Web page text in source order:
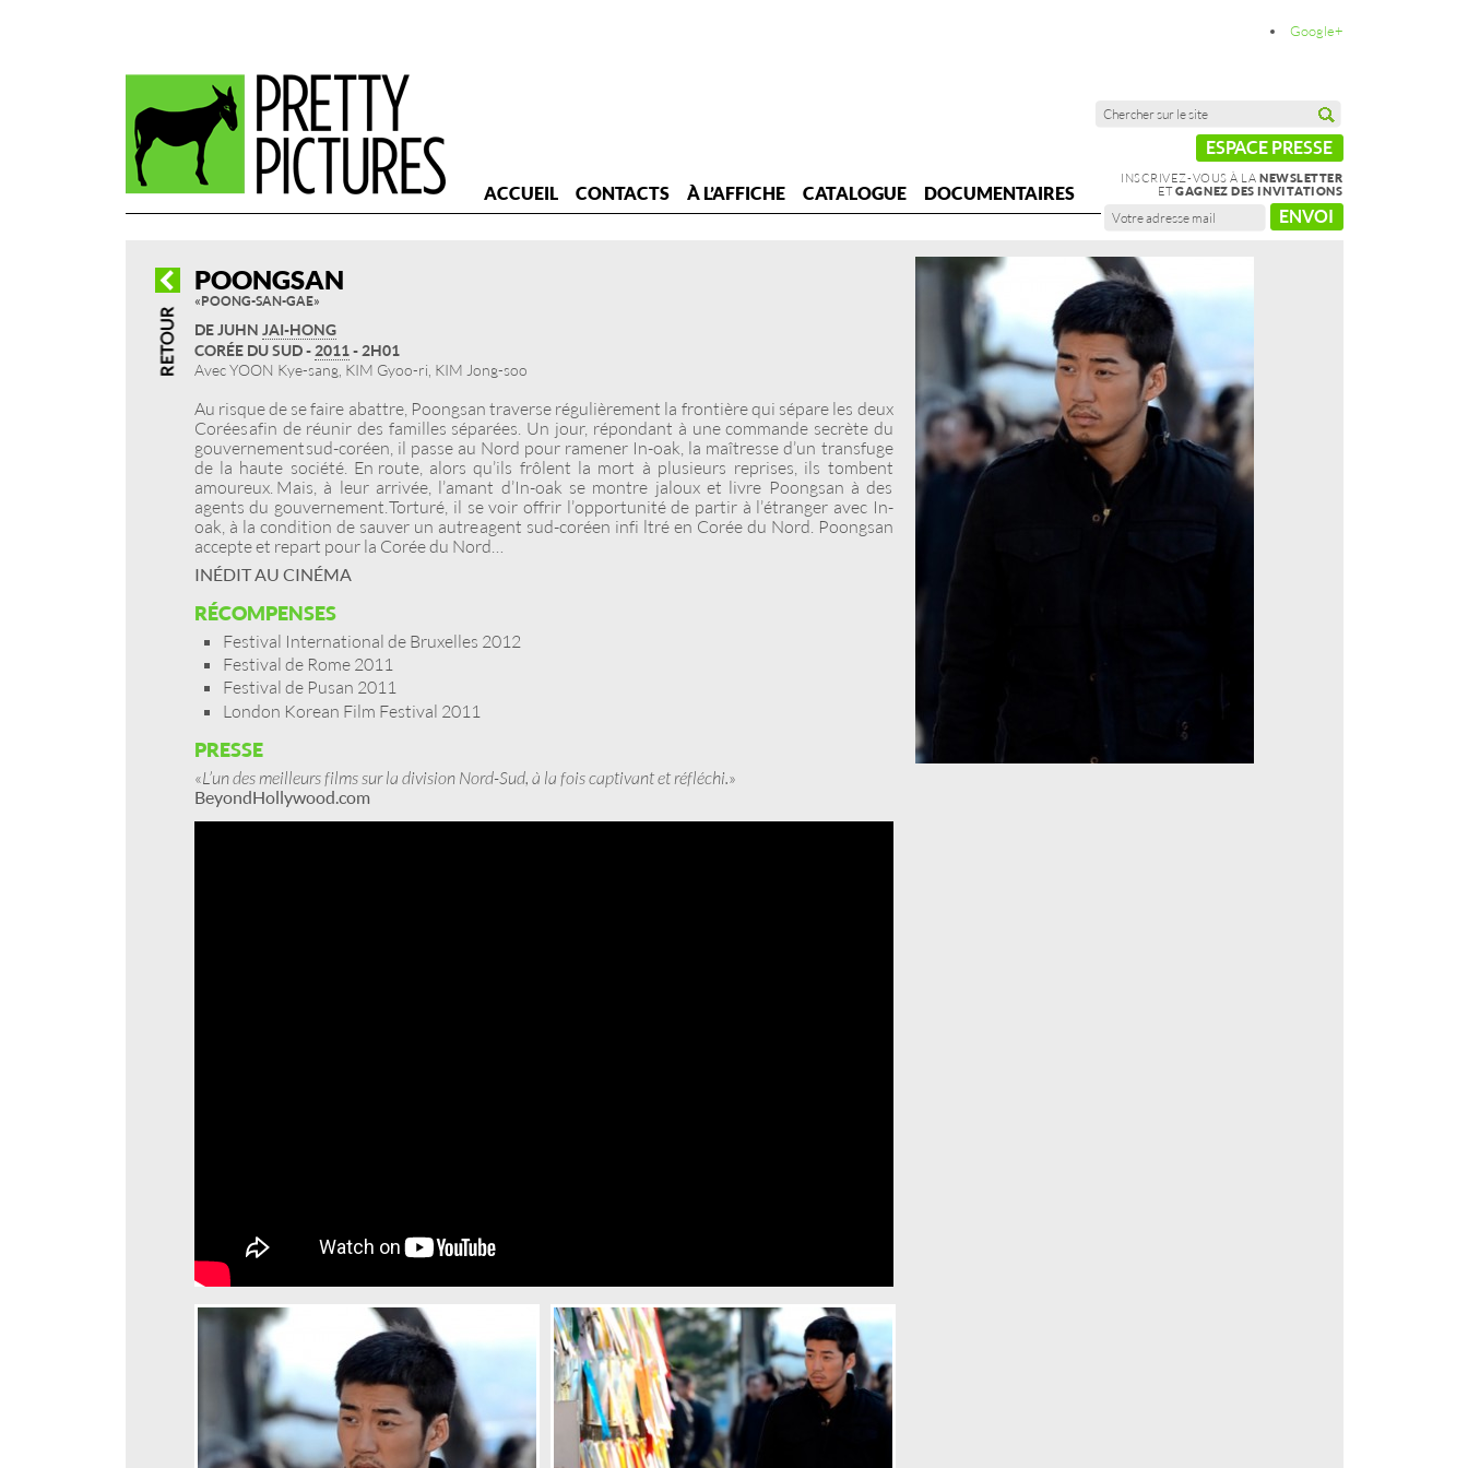
Google+
ESPACE PRESSE
INSCRIVEZ-VOUS À LA NEWSLETTER
ETGAGNEZ DES INVITATIONS
ENVOI
ACCUEIL CONTACTS À L’AFFICHE CATALOGUE DOCUMENTAIRES
POONGSAN
« POONG-SAN-GAE »
DE JUHN JAI-HONG
CORÉE DU SUD - 2011- 2H01
Avec YOON Kye-sang, KIM Gyoo-ri, KIM Jong-soo
Au risque de se faire abattre, Poongsan traverse régulièrement la frontière qui sépare les deux
Corées afin de réunir des familles séparées. Un jour, répondant à une commande secrète du
gouvernement sud-coréen, il passe au Nord pour ramener In-oak, la maîtresse d’un transfuge
de la haute société. En route, alors qu’ils frôlent la mort à plusieurs reprises, ils tombent
amoureux. Mais, à leur arrivée, l’amant d’In-oak se montre jaloux et livre Poongsan à des
agents du gouvernement. Torturé, il se voir offrir l’opportunité de partir à l’étranger avec In-
oak, à la condition de sauver un autre agent sud-coréen infi ltré en Corée du Nord. Poongsan
accepte et repart pour la Corée du Nord…
INÉDIT AU CINÉMA
RÉCOMPENSES
Festival International de Bruxelles 2012
Festival de Rome 2011
Festival de Pusan 2011
London Korean Film Festival 2011
PRESSE
«L’un des meilleurs films sur la division Nord-Sud, à la fois captivant et réfléchi.»
BeyondHollywood.com